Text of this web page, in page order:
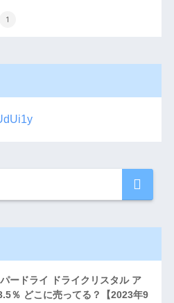
1
ードライ ドライクリスタル ア
％ どこに売ってる？【2023年9